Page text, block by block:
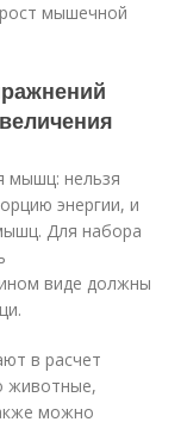
мышечной
мышц: нельзя
энергии, и
Для набора
виде должны
в расчет
животные,
можно